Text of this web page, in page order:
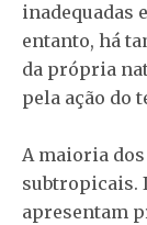
inadequadas
entanto, há
da própria
pela ação do
A maioria
subtropicais.
apresentam